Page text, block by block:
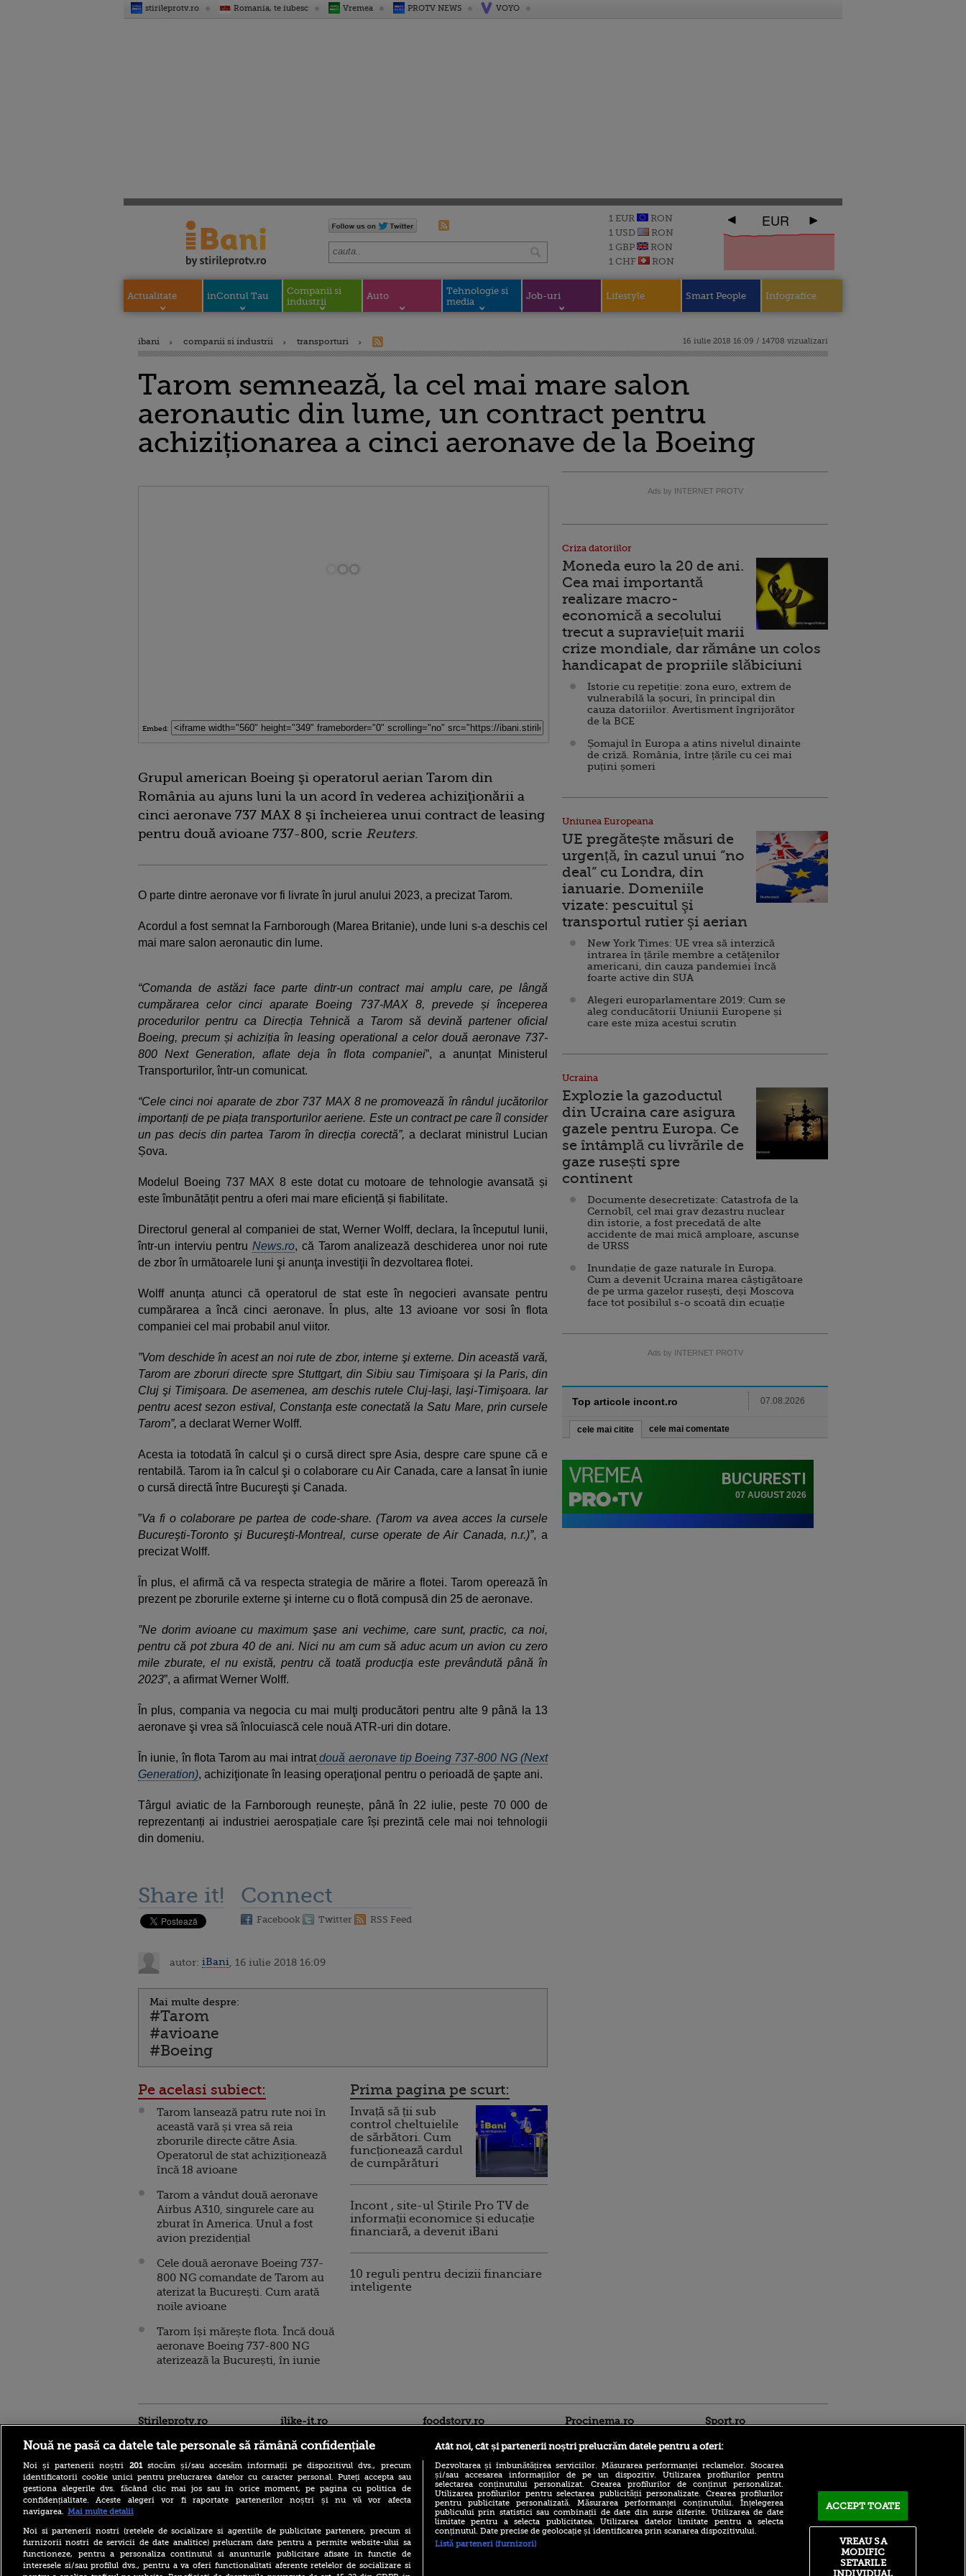
stirileprotv.ro Romania, te iubesc Vremea PROTV NEWS VOYO
1 EUR
RON
1 USD
RON
1 GBP
RON
1 CHF
RON
EUR
Actualitate inContul Tau
Companii si
industrii
Auto
Tehnologie si
media
Job-uri Lifestyle Smart People Infografice
ibani companii si industrii transporturi 16 iulie 2018 16:09 / 14708 vizualizari
Tarom semnează, la cel mai mare salon
aeronautic din lume, un contract pentru
achiziționarea a cinci aeronave de la Boeing
Embed:
Grupul american Boeing şi operatorul aerian Tarom din
România au ajuns luni la un acord în vederea achiziţionării a
cinci aeronave 737 MAX 8 şi încheierea unui contract de leasing
pentru două avioane 737-800, scrie Reuters.
O parte dintre aeronave vor fi livrate în jurul anului 2023, a precizat Tarom.
Acordul a fost semnat la Farnborough (Marea Britanie), unde luni s-a deschis cel
mai mare salon aeronautic din lume.
“Comanda de astăzi face parte dintr-un contract mai amplu care, pe lângă
cumpărarea celor cinci aparate Boeing 737-MAX 8, prevede și începerea
procedurilor pentru ca Direcția Tehnică a Tarom să devină partener oficial
Boeing, precum și achiziția în leasing operational a celor două aeronave 737-
800 Next Generation, aflate deja în flota companiei”, a anunțat Ministerul
Transporturilor, într-un comunicat.
“Cele cinci noi aparate de zbor 737 MAX 8 ne promovează în rândul jucătorilor
importanți de pe piața transporturilor aeriene. Este un contract pe care îl consider
un pas decis din partea Tarom în direcția corectă”, a declarat ministrul Lucian
Șova.
Modelul Boeing 737 MAX 8 este dotat cu motoare de tehnologie avansată și
este îmbunătățit pentru a oferi mai mare eficiență și fiabilitate.
Directorul general al companiei de stat, Werner Wolff, declara, la începutul lunii,
într-un interviu pentruNews.ro, că Tarom analizează deschiderea unor noi rute
de zbor în următoarele luni şi anunţa investiţii în dezvoltarea flotei.
Wolff anunța atunci că operatorul de stat este în negocieri avansate pentru
cumpărarea a încă cinci aeronave. În plus, alte 13 avioane vor sosi în flota
companiei cel mai probabil anul viitor.
”Vom deschide în acest an noi rute de zbor, interne şi externe. Din această vară,
Tarom are zboruri directe spre Stuttgart, din Sibiu sau Timişoara şi la Paris, din
Cluj şi Timişoara. De asemenea, am deschis rutele Cluj-Iaşi, Iaşi-Timişoara. Iar
pentru acest sezon estival, Constanţa este conectată la Satu Mare, prin cursele
Tarom”, a declarat Werner Wolff.
Acesta ia totodată în calcul şi o cursă direct spre Asia, despre care spune că e
rentabilă. Tarom ia în calcul şi o colaborare cu Air Canada, care a lansat în iunie
o cursă directă între Bucureşti şi Canada.
”Va fi o colaborare pe partea de code-share. (Tarom va avea acces la cursele
Bucureşti-Toronto şi Bucureşti-Montreal, curse operate de Air Canada, n.r.)”, a
precizat Wolff.
În plus, el afirmă că va respecta strategia de mărire a flotei. Tarom operează în
prezent pe zborurile externe şi interne cu o flotă compusă din 25 de aeronave.
”Ne dorim avioane cu maximum şase ani vechime, care sunt, practic, ca noi,
pentru că pot zbura 40 de ani. Nici nu am cum să aduc acum un avion cu zero
mile zburate, el nu există, pentru că toată producţia este prevândută până în
2023”, a afirmat Werner Wolff.
În plus, compania va negocia cu mai mulţi producători pentru alte 9 până la 13
aeronave şi vrea să înlocuiască cele nouă ATR-uri din dotare.
În iunie, în flota Tarom au mai intratdouă aeronave tip Boeing 737-800 NG (Next
Generation), achiziţionate în leasing operaţional pentru o perioadă de şapte ani.
Târgul aviatic de la Farnborough reunește, până în 22 iulie, peste 70 000 de
reprezentanți ai industriei aerospațiale care își prezintă cele mai noi tehnologii
din domeniu.
Share it! Connect
Facebook Twitter RSS Feed
autor: iBani , 16 iulie 2018 16:09
Mai multe despre:
#Tarom
#avioane
#Boeing
Pe acelasi subiect:
Tarom lansează patru rute noi în
această vară și vrea să reia
zborurile directe către Asia.
Operatorul de stat achiziționează
încă 18 avioane
Tarom a vândut două aeronave
Airbus A310, singurele care au
zburat în America. Unul a fost
avion prezidențial
Cele două aeronave Boeing 737-
800 NG comandate de Tarom au
aterizat la București. Cum arată
noile avioane
Tarom își mărește flota. Încă două
aeronave Boeing 737-800 NG
aterizează la București, în iunie
Prima pagina pe scurt:
Invață să ții sub
control cheltuielile
de sărbători. Cum
funcționează cardul
de cumpărături
Incont , site-ul Știrile Pro TV de
informații economice și educație
financiară, a devenit iBani
10 reguli pentru decizii financiare
inteligente
Ads by INTERNET PROTV
Criza datoriilor
Moneda euro la 20 de ani.
Cea mai importantă
realizare macro-
economică a secolului
trecut a supraviețuit marii
crize mondiale, dar rămâne un colos
handicapat de propriile slăbiciuni
Istorie cu repetiție: zona euro, extrem de
vulnerabilă la șocuri, în principal din
cauza datoriilor. Avertisment îngrijorător
de la BCE
Șomajul în Europa a atins nivelul dinainte
de criză. România, între țările cu cei mai
puțini șomeri
Uniunea Europeana
UE pregătește măsuri de
urgență, în cazul unui ”no
deal” cu Londra, din
ianuarie. Domeniile
vizate: pescuitul şi
transportul rutier şi aerian
New York Times: UE vrea să interzică
intrarea în țările membre a cetăţenilor
americani, din cauza pandemiei încă
foarte active din SUA
Alegeri europarlamentare 2019: Cum se
aleg conducătorii Uniunii Europene și
care este miza acestui scrutin
Ucraina
Explozie la gazoductul
din Ucraina care asigura
gazele pentru Europa. Ce
se întâmplă cu livrările de
gaze rusești spre
continent
Documente desecretizate: Catastrofa de la
Cernobîl, cel mai grav dezastru nuclear
din istorie, a fost precedată de alte
accidente de mai mică amploare, ascunse
de URSS
Inundație de gaze naturale în Europa.
Cum a devenit Ucraina marea câștigătoare
de pe urma gazelor rusești, deși Moscova
face tot posibilul s-o scoată din ecuație
Ads by INTERNET PROTV
Top articole incont.ro 07.08.2026
cele mai citite cele mai comentate
Stirileprotv.ro
noului său pickup electric.
Fathom va avea un preț de
sub 30.000 de dolari
Un cuplu care a cumpărat o
ilike-it.ro foodstory.ro
(P) Descoperă Lumea
Evenimentelor din România
cu Transilvania Events!
Procinema.ro
Emoții intense pentru
Sport.ro
Bayern – Aston Villa LIVE
pe VOYO SPORT 1, azi, de la
Nouă ne pasă ca datele tale personale să rămână confidențiale
Noi și partenerii noștri 201stocăm și/sau accesăm informații pe dispozitivul dvs., precum
identificatorii cookie unici pentru prelucrarea datelor cu caracter personal. Puteți accepta sau
gestiona alegerile dvs. făcând clic mai jos sau în orice moment, pe pagina cu politica de
confidențialitate. Aceste alegeri vor fi raportate partenerilor noștri și nu vă vor afecta
navigarea. Mai multe detalii
Noi si partenerii nostri (retelele de socializare si agentiile de publicitate partenere, precum si
furnizorii nostri de servicii de date analitice) prelucram date pentru a permite website-ului sa
functioneze, pentru a personaliza continutul si anunturile publicitare afisate in functie de
interesele si/sau profilul dvs., pentru a va oferi functionalitati aferente retelelor de socializare si
Atât noi, cât și partenerii noștri prelucrăm datele pentru a oferi:
Dezvoltarea și îmbunătățirea serviciilor. Măsurarea performanței reclamelor. Stocarea
și/sau accesarea informațiilor de pe un dispozitiv. Utilizarea profilurilor pentru
selectarea conținutului personalizat. Crearea profilurilor de conținut personalizat.
Utilizarea profilurilor pentru selectarea publicității personalizate. Crearea profilurilor
pentru publicitate personalizată. Măsurarea performanței conținutului. Înțelegerea
publicului prin statistici sau combinații de date din surse diferite. Utilizarea de date
limitate pentru a selecta publicitatea. Utilizarea datelor limitate pentru a selecta
conținutul. Date precise de geolocație și identificarea prin scanarea dispozitivului.
Listă parteneri (furnizori)
ACCEPT TOATE
VREAU SA
MODIFIC
SETARILE
INDIVIDUAL